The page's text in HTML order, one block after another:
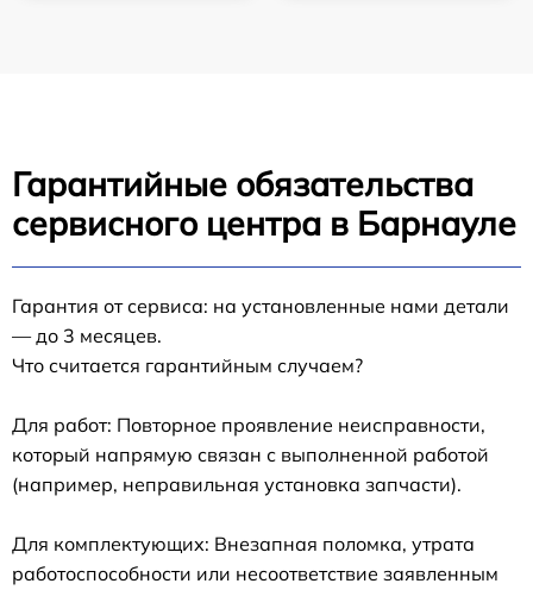
Гарантийные обязательства
сервисного центра в Барнауле
Гарантия от сервиса: на установленные нами детали
— до 3 месяцев.
Что считается гарантийным случаем?
Для работ: Повторное проявление неисправности,
который напрямую связан с выполненной работой
(например, неправильная установка запчасти).
Для комплектующих: Внезапная поломка, утрата
работоспособности или несоответствие заявленным